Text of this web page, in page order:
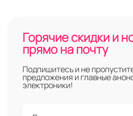
Горячие скидки и
прямо на почту
Подпишитесь и не
предложения и главные
электроники!